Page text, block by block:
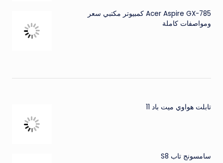
Acer Aspire GX-785 كمبيوتر مكتبي سعر
ومواصفات كاملة
تابلت هواوي ميت باد 11
سامسونج تاب S8